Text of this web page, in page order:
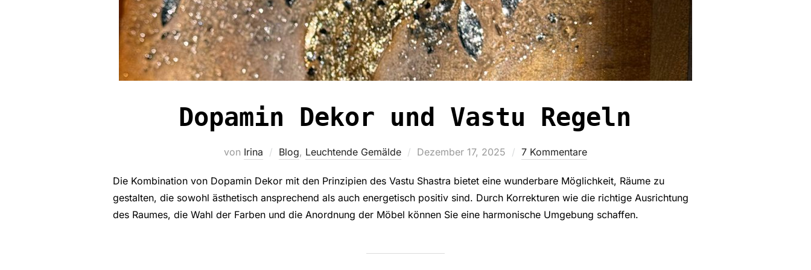
Dopamin Dekor und Vastu Regeln
von Irina Blog, Leuchtende Gemälde
Veröffentlicht
Dezember 17, 2025 7 Kommentare
Die Kombination von Dopamin Dekor mit den Prinzipien des Vastu Shastra bietet eine wunderbare Möglichkeit, Räume zu
gestalten, die sowohl ästhetisch ansprechend als auch energetisch positiv sind. Durch Korrekturen wie die richtige Ausrichtung
des Raumes, die Wahl der Farben und die Anordnung der Möbel können Sie eine harmonische Umgebung schaffen.